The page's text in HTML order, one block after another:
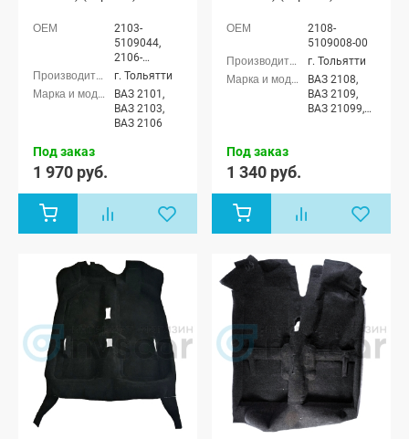
2103-
5109044,
2106-
5109014
г. Тольятти
ВАЗ 2101,
ВАЗ 2103,
ВАЗ 2106
Под заказ
1 970 руб.
2108-
5109008-00
г. Тольятти
ВАЗ 2108,
ВАЗ 2109,
ВАЗ 21099,
Под заказ
1 340 руб.